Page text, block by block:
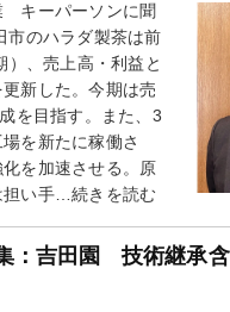
ーパーソンに聞
のハラダ製茶は前
）、売上高・利益と
新した。今期は売
を目指す。また、3
を新たに稼働さ
を加速させる。原
担い手…続きを読む
：吉田園 技術継承